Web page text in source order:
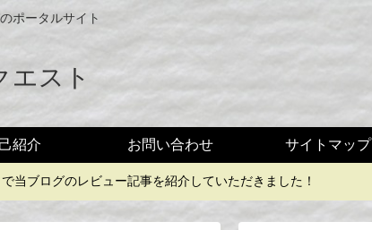
ポータルサイト
エスト
紹介 お問い合わせ サイトマップ
当ブログのレビュー記事を紹介していただきました！